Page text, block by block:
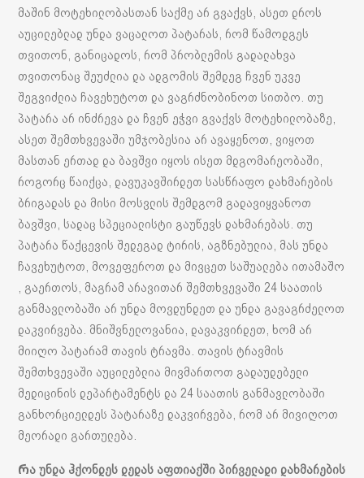
მაშინ მოტეხილობასთან საქმე არ გვაქვს, ასეთ დროს
აუცილებლად უნდა ვაცალოთ პატარას, რომ წამოდგეს
თვითონ, განიცადოს, რომ პრობლემის გადალახვა
თვითონაც შეუძლია და ადგომის შემდეგ ჩვენ უკვე
შეგვიძლია ჩავეხუტოთ და ვაგრძნობინოთ სითბო. თუ
პატარა არ ინძრევა და ჩვენ ეჭვი გვაქვს მოტეხილობაზე,
ასეთ შემთხვევაში უმჯობესია არ ავაყენოთ, ვიყოთ
მასთან ერთად და ბავშვი იყოს ისეთ მდგომარეობაში,
როგორც წაიქცა, დავუკავშირდეთ სასწრაფო დახმარების
ბრიგადას და მისი მოსვლის შემდგომ გადავიყვანოთ
ბავშვი, სადაც სპეციალისტი გაუწევს დახმარებას. თუ
პატარა წაქცევის შედეგად ტირის, აგზნებულია, მას უნდა
ჩავეხუტოთ, მოვეფეროთ და მივცეთ საშუალება ითამაშო
, გაერთოს, მაგრამ არავითარ შემთხვევაში 24 საათის
განმავლობაში არ უნდა მოვდუნდეთ და უნდა გავაგრძელოთ
დაკვირვება. მნიშვნელოვანია, დავაკვირდეთ, ხომ არ
მიიღო პატარამ თავის ტრავმა. თავის ტრავმის
შემთხვევაში აუცილებლია მივმართოთ გადაუდებელი
მედიცინის დეპარტამენტს და 24 საათის განმავლობაში
განხორციელდეს პატარაზე დაკვირვება, რომ არ მივიღოთ
მეორადი გართულება.
Რა უნდა ჰქონდეს დედას აფთიაქში პირველადი დახმარების